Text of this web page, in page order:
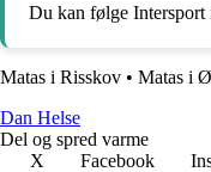
Du kan følge Intersport
Matas i Risskov • Matas i
Dan Helse
Del og spred varme
X
Facebook